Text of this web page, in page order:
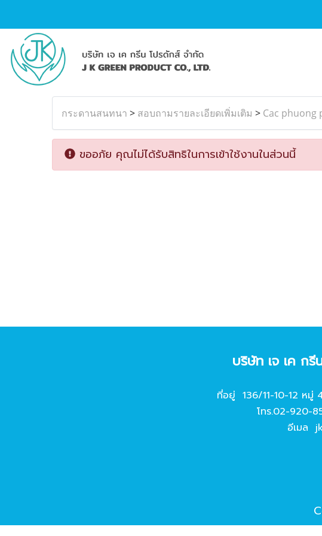
กระดานสนทนา > สอบถามรายละเอียดเพิ่มเติม > Cac phuong
ขออภัย คุณไม่ได้รับสิทธิในการเข้าใช้งานในส่วนนี้
บริษัท เจ เค ก
ที่อยู่ 136/11-10-12 หมู่
โทร.02-920-
อีเมล